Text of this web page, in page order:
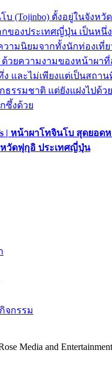
(Tojinbo) ตั้งอยู่ในจังหวั
ของประเทศญี่ปุ่น เป็นหนึ่
วามนิยมจากทั้งนักท่องเที่
ด้วยความงามของหน้าผา
และไม่เพียงแต่เป็นสถาน
ธรรมชาติ แต่ยังแฝงไปด้ว
ซึ้งด้วย
| หน้าผาโทจินโบ สุดยอด
วัดฟุกุอิ ประเทศญี่ปุ่น
จกรรม
Media and